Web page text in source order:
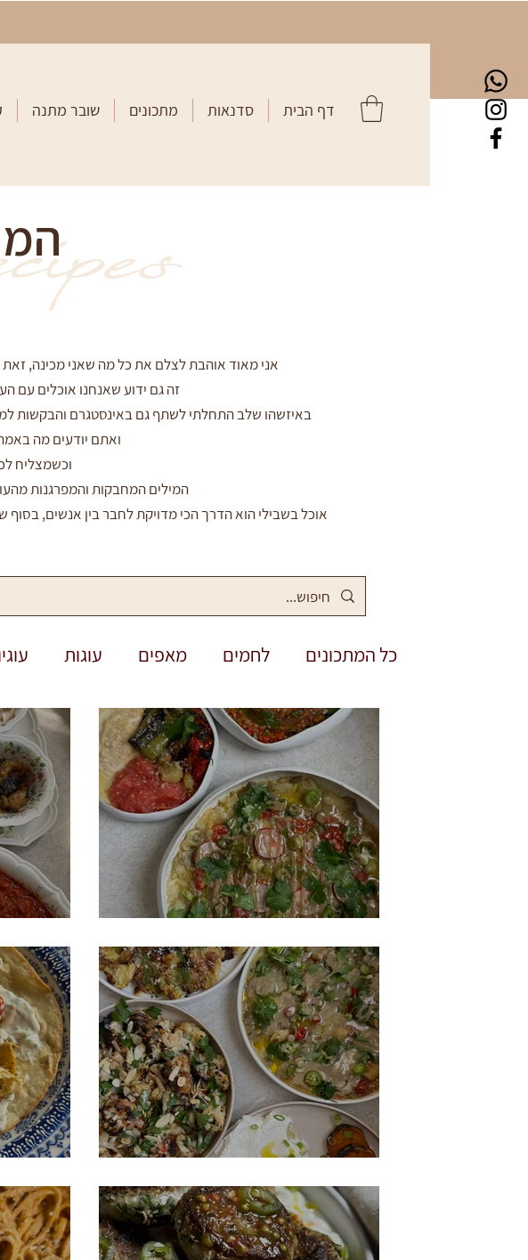
דף הבית סדנאות מתכונים שובר מתנה
אני מאוד אוהבת לצלם את כל מה שאני מכינה,
זה גם ידוע שאנחנו אוכלים עם
באיזשהו שלב התחלתי לשתף גם באינסטגרם והבקשות
ואתם יודעים מה
וכשמצליח
המילים המחבקות והמפרגנות
אוכל בשבילי הוא הדרך הכי מדויקת לחבר בין אנשים,
כל המתכונים לחמים מאפים עוגות
תבשילים סיר אחד ללא גלוטן חגים
3 סלטים לאירוח בשרי
4 מנות אירוח מושלמות